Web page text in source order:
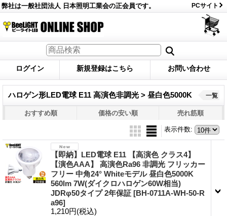
弊社は一般社団法人 日本照明工業会の正会員です。 PCサイト
ログイン 新規登録はこちら お問い合わせ
ハロゲン形LED電球 E11 高演色非調光 > 昼白色5000K 一覧
おすすめ順 価格の安い順 売れ筋順
表示件数:
【即納】LED電球 E11 【高演色 クラス4】
【演色AAA】 高演色Ra96 非調光 フリッカー
フリー 中角24° Whiteモデル 昼白色5000K
560lm 7W(ダイクロハロゲン60W相当)
JDRφ50タイプ 2年保証 [BH-0711A-WH-50-R
a96]
1,210円(税込)